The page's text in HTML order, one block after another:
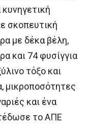
σκοπευτική
με δέκα βέλη,
και 74 φυσίγγια
τόξο και
μικροποσότητες
και ένα
το ΑΠΕ